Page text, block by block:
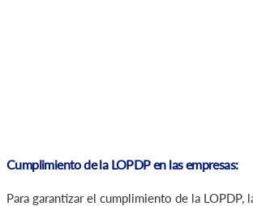
Cumplimiento de la LOPDP en las empresas:
Para garantizar el cumplimiento de la